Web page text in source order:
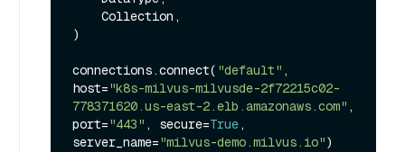
)
connections.connect( "default" ,
host="k8s-milvus-milvusde-2f72215c02-
778371620.us-east-2.elb.amazonaws.com" ,
port="443" , secure=True,
server_name="milvus-demo.milvus.io"